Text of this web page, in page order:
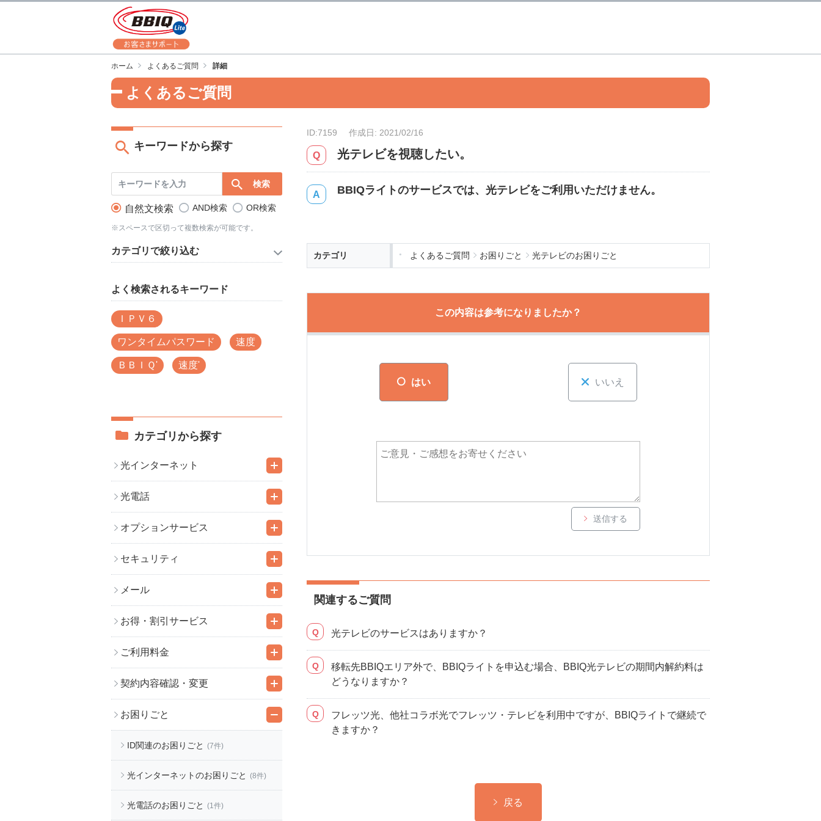
ホーム よくあるご質問 詳細
よくあるご質問
キーワードから探す
自然文検索 AND検索 OR検索
※スペースで区切って複数検索が可能です。
カテゴリで絞り込む
よく検索されるキーワード
ＩＰＶ６
ワンタイムパスワード 速度
ＢＢＩＱ' 速度'
カテゴリから探す
光インターネット
光電話
オプションサービス
セキュリティ
メール
お得・割引サービス
ご利用料金
契約内容確認・変更
お困りごと
ID関連のお困りごと (7件)
光インターネットのお困りごと (8件)
光電話のお困りごと (1件)
ID:7159 作成日: 2021/02/16
光テレビを視聴したい。
BBIQライトのサービスでは、光テレビをご利用いただけません。
カテゴリ よくあるご質問 お困りごと 光テレビのお困りごと
この内容は参考になりましたか？
はい いいえ
送信する
関連するご質問
光テレビのサービスはありますか？
移転先BBIQエリア外で、BBIQライトを申込む場合、BBIQ光テレビの期間内解約料は
どうなりますか？
フレッツ光、他社コラボ光でフレッツ・テレビを利用中ですが、BBIQライトで継続で
きますか？
戻る